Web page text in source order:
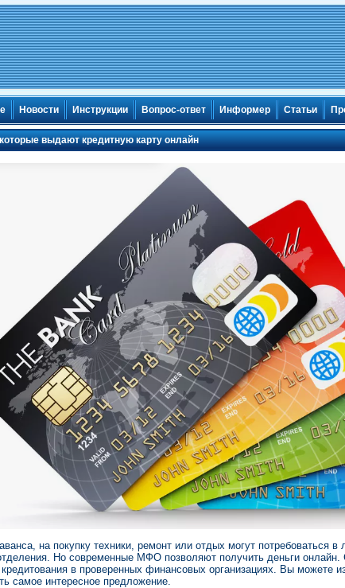
Новости Инструкции Вопрос-ответ Информер Статьи
выдают кредитную карту онлайн
на покупку техники, ремонт или отдых могут потребоваться
Но современные МФО позволяют получить деньги
в проверенных финансовых организациях. Вы можете
самое интересное предложение.